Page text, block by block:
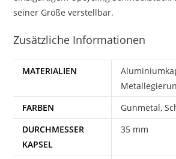
seiner Größe verstellbar.
Zusätzliche Informationen
MATERIALIEN
FARBEN
Gunmetal,
DURCHMESSER
KAPSEL
35 mm